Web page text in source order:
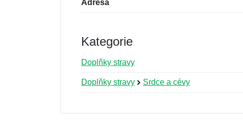
Adresa
Kategorie
Doplňky stravy
Doplňky stravy Srdce a cévy